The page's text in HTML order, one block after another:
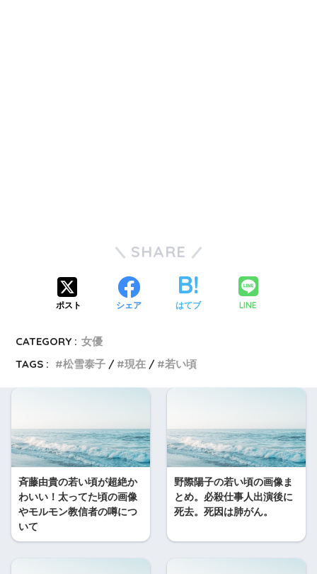
SHARE
ポスト シェア はてブ LINE
CATEGORY : 女優
TAGS :
松雪泰子 現在 若い頃
斉藤由貴の若い頃が超絶か
わいい！太ってた頃の画像
やモルモン教信者の噂につ
いて
野際陽子の若い頃の画像ま
とめ。必殺仕事人出演後に
死去。死因は肺がん。